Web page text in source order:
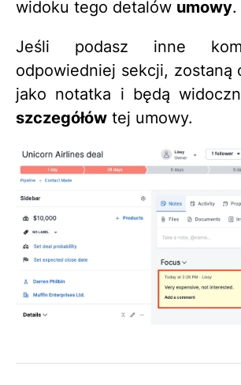
widoku tego detalów umowy.
Jeśli podasz inne
odpowiedniej sekcji, zostaną
jako notatka i będą
szczegółów tej umowy.